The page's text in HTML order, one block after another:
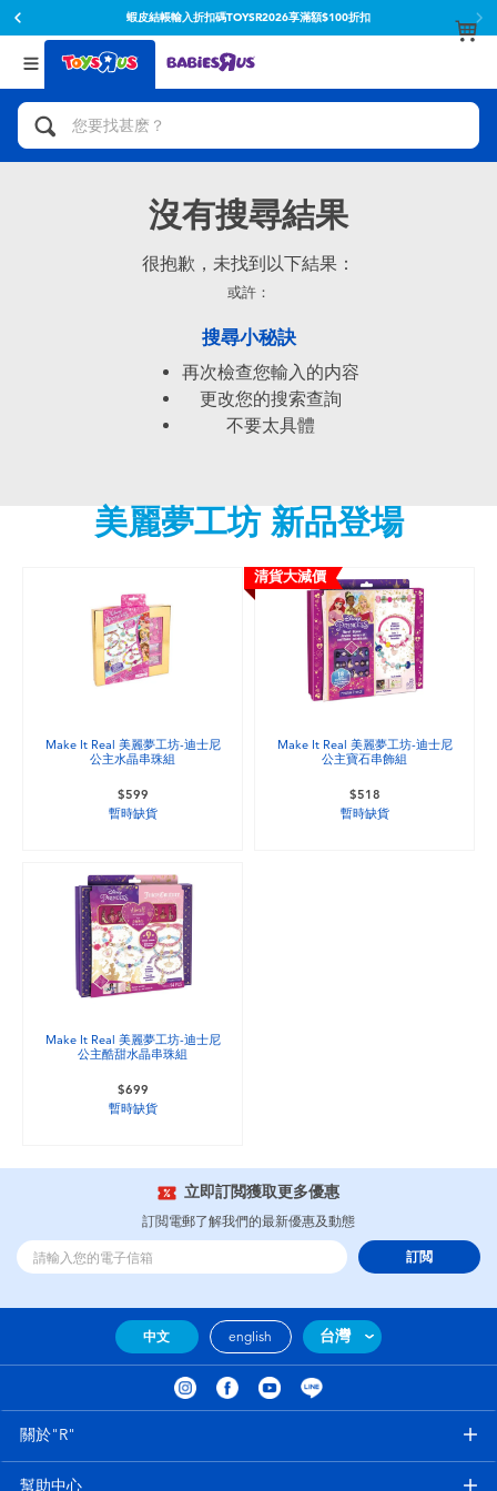
蝦皮結帳輸入折扣碼TOYSR2026享滿額$100折扣
返回
分類目錄
人氣英雄,角色扮演,射擊玩具
拼砌組合及樂高LEGO
手工藝,文具,蠟筆,泥膠,畫板
電子玩具
益智學習玩具
派對用品
角色扮演及造型系列
毛毛公仔玩具
夏日
角色收藏
生活雜貨
返回
品牌
Toy Story玩具總動員
Miniso名創優品
LEGO樂高
Disney Frozen迪士尼冰雪奇緣
NERF熱火
Play-Doh培樂多
沒有搜尋結果
很抱歉，未找到以下結果：
或許：
搜尋小秘訣
再次檢查您輸入的内容
更改您的搜索查詢
不要太具體
美麗夢工坊 新品登場
Make It Real 美麗夢工坊-迪士尼
公主水晶串珠組
$599
暫時缺貨
清貨大減價
Make It Real 美麗夢工坊-迪士尼
公主寶石串飾組
$518
暫時缺貨
Make It Real 美麗夢工坊-迪士尼
公主酷甜水晶串珠組
$699
暫時缺貨
立即訂閲獲取更多優惠
訂閲電郵了解我們的最新優惠及動態
訂閲
中文 english 台灣
關於"R"
幫助中心